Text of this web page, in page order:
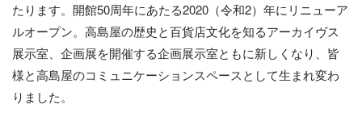
たります。開館50周年にあたる2020（令和2）年にリニューア
ルオープン。高島屋の歴史と百貨店文化を知るアーカイヴス
展示室、企画展を開催する企画展示室ともに新しくなり、皆
様と高島屋のコミュニケーションスペースとして生まれ変わ
りました。